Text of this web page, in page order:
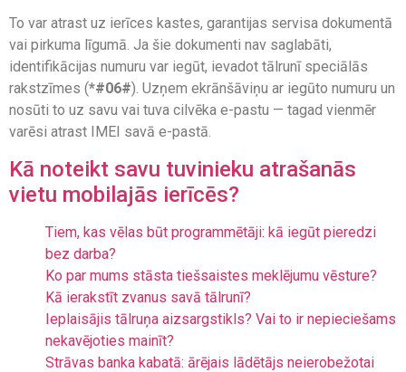
To var atrast uz ierīces kastes, garantijas servisa dokumentā
vai pirkuma līgumā. Ja šie dokumenti nav saglabāti,
identifikācijas numuru var iegūt, ievadot tālrunī speciālās
rakstzīmes (*#06#). Uzņem ekrānšāviņu ar iegūto numuru un
nosūti to uz savu vai tuva cilvēka e-pastu — tagad vienmēr
varēsi atrast IMEI savā e-pastā.
Kā noteikt savu tuvinieku atrašanās
vietu mobilajās ierīcēs?
Tiem, kas vēlas būt programmētāji: kā iegūt pieredzi
bez darba?
Ko par mums stāsta tiešsaistes meklējumu vēsture?
Kā ierakstīt zvanus savā tālrunī?
Ieplaisājis tālruņa aizsargstikls? Vai to ir nepieciešams
nekavējoties mainīt?
Strāvas banka kabatā: ārējais lādētājs neierobežotai